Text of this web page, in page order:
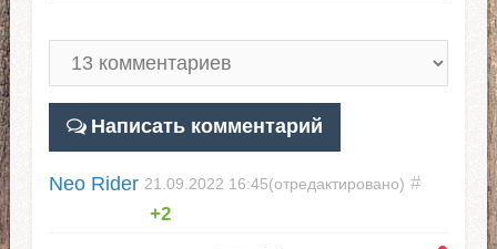
Написать комментарий
Neo Rider 21.09.2022 16:45(отредактировано) #
+2